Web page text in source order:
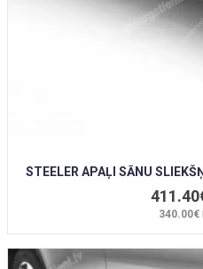
STEELER APAĻI SĀNU
340.00€